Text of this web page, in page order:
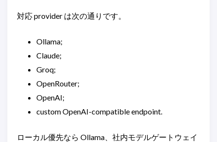
対応 provider は次の通りです。
Ollama;
Claude;
Groq;
OpenRouter;
OpenAI;
custom OpenAI-compatible endpoint.
ローカル優先なら Ollama、社内モデルゲートウェイ